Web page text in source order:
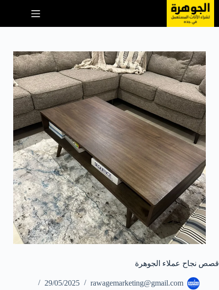
التجاوز
إلى
المحتوى
قصص نجاح عملاء الجوهرة
rawagemarketing@gmail.com
29/05/2025